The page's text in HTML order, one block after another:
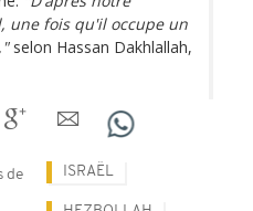
une fois qu'il occupe un
selon Hassan Dakhlallah,
de ISRAËL